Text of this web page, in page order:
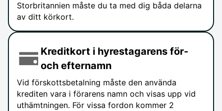
Storbritannien måste du ta med dig båda delarna
av ditt körkort.
Kreditkort i hyrestagarens för-
och efternamn
Vid förskottsbetalning måste den använda
krediten vara i förarens namn och visas upp vid
uthämtningen. För vissa fordon kommer 2